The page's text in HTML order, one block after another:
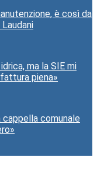
è così da
Laudani
ma la SIE mi
piena»
comunale